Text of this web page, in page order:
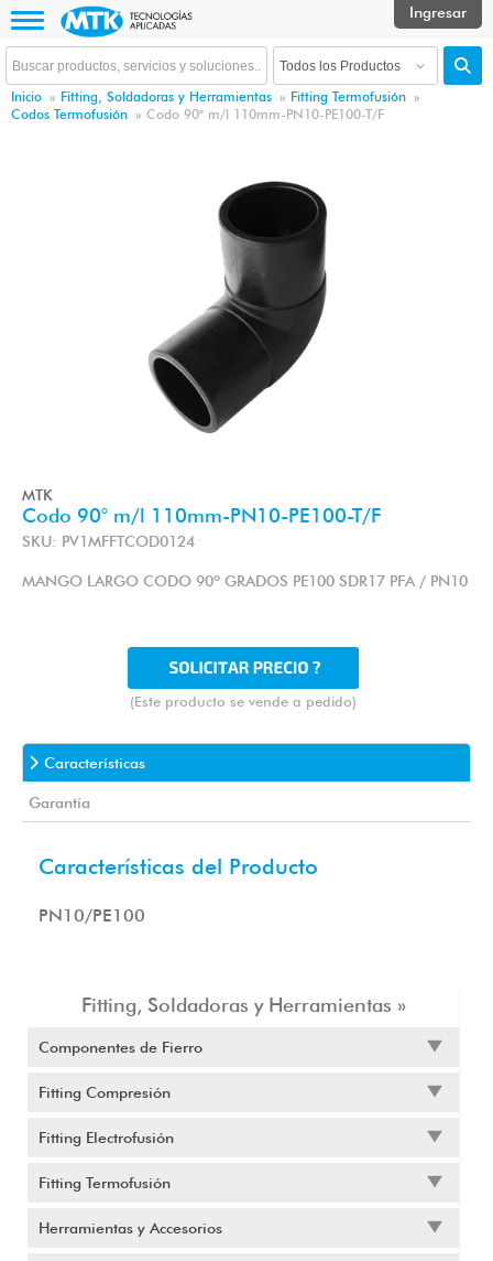
Inicio » Fitting, Soldadoras y Herramientas » Fitting Termofusión »
Codos Termofusión » Codo 90° m/l 110mm-PN10-PE100-T/F
Fitting, Soldadoras y Herramientas »
Componentes de Fierro
Fitting Compresión
Fitting Electrofusión
Fitting Termofusión
Herramientas y Accesorios
MTK
Codo 90° m/l 110mm-PN10-PE100-T/F
SKU: PV1MFFTCOD0124
MANGO LARGO CODO 90º GRADOS PE100 SDR17 PFA / PN10
(Este producto se vende a pedido)
Características
Garantía
Características del Producto
PN10/PE100